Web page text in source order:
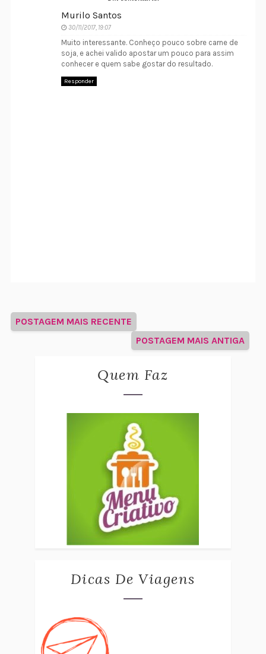
Murilo Santos
30/11/2017, 19:07
Muito interessante. Conheço pouco sobre carne de
soja, e achei valido apostar um pouco para assim
conhecer e quem sabe gostar do resultado.
Responder
POSTAGEM MAIS RECENTE
POSTAGEM MAIS ANTIGA
Quem Faz
Dicas De Viagens